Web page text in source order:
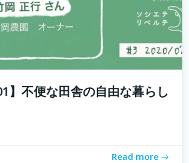
】不便な田舎の自由な暮らし
Read more
とを、遠いしコンビニないし仕事も無
ませんか？ 兵庫県丹波地域は「都会に
舎の自由な暮らし」...続きを読む